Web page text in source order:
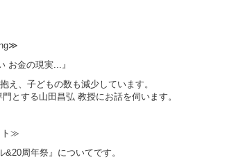
お金の現実...』
え、子どもの数も減少しています。
とする山田昌弘 教授にお話を伺います。
ト≫
&20周年祭』についてです。